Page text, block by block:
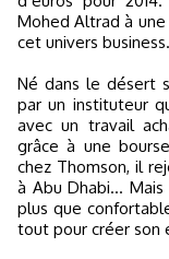
Mohed Altrad à
cet univers business.
Né dans le désert
par un instituteur
avec un travail
grâce à une
chez Thomson, il
à Abu Dhabi… Mais
plus que
tout pour créer son